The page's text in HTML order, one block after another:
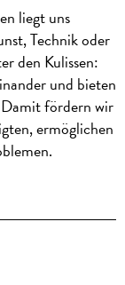
liegt uns
Technik oder
den Kulissen:
und bieten
Damit fördern wir
ermöglichen